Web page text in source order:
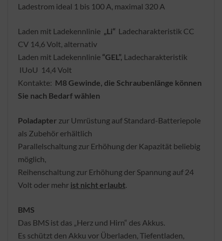
Ladestrom ideal 1 bis 100 A, maximal 320 A
Laden mit Ladekennlinie „Li“ Ladecharakteristik CC
CV 14,6 Volt, alternativ
Laden mit Ladekennlinie “GEL”, Ladecharakteristik
IUoU 14,4 Volt
Kontakte: M8 Gewinde, die Schraubenlänge können
Sie nach Bedarf wählen
Poladapter zur Umrüstung auf Standard-Batteriepole
als Zubehör erhältlich
Parallelschaltung zur Erhöhung der Kapazität beliebig
möglich,
Reihenschaltung zur Erhöhung der Spannung auf 24
Volt oder mehr ist nicht erlaubt.
BMS
Das BMS ist das „Herz und Hirn“ des Akkus.
Es schützt den Akku vor Überladen, Tiefentladen,